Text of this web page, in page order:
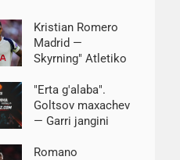
Kristian Romero
Madrid —
Skyrning" Atletiko
shartnoma tuzdi
"Erta g'alaba".
Goltsov maxachev
— Garri jangini
Romano